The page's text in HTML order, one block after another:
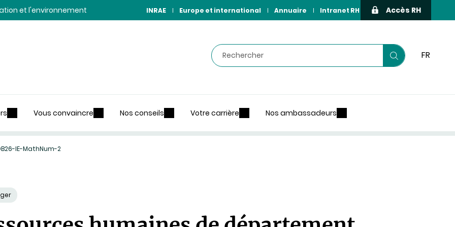
et l'environnement INRAE Europe et international Annuaire Intranet RH Accès RH
Rechercher
Lancer
FR
Vous convaincre Nos conseils Votre carrière Nos ambassadeurs
IE-MathNum-2